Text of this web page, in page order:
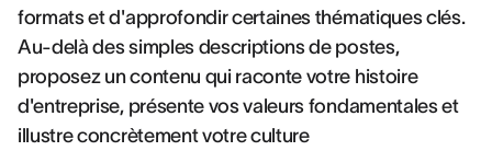
formats et d'approfondir certaines thématiques clés.
Au-delà des simples descriptions de postes,
proposez un contenu qui raconte votre histoire
d'entreprise, présente vos valeurs fondamentales et
illustre concrètement votre culture